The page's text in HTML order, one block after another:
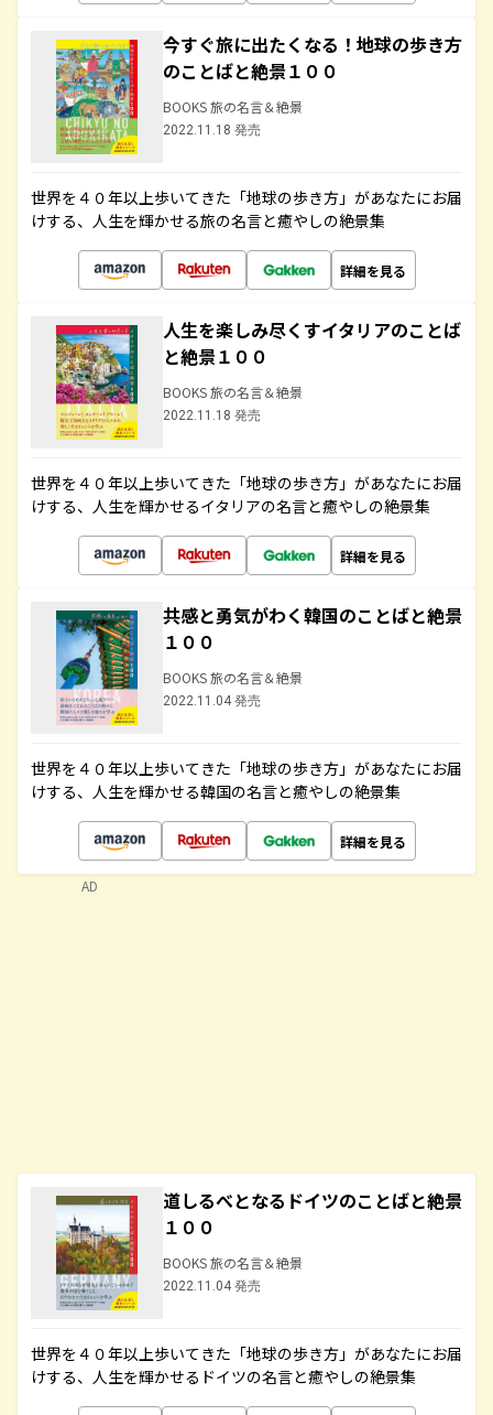
今すぐ旅に出たくなる！地球の歩き方
のことばと絶景１００
BOOKS 旅の名言＆絶景
2022.11.18 発売
世界を４０年以上歩いてきた「地球の歩き方」があなたにお届
けする、人生を輝かせる旅の名言と癒やしの絶景集
詳細を見る
人生を楽しみ尽くすイタリアのことば
と絶景１００
BOOKS 旅の名言＆絶景
2022.11.18 発売
世界を４０年以上歩いてきた「地球の歩き方」があなたにお届
けする、人生を輝かせるイタリアの名言と癒やしの絶景集
詳細を見る
共感と勇気がわく韓国のことばと絶景
１００
BOOKS 旅の名言＆絶景
2022.11.04 発売
世界を４０年以上歩いてきた「地球の歩き方」があなたにお届
けする、人生を輝かせる韓国の名言と癒やしの絶景集
詳細を見る
道しるべとなるドイツのことばと絶景
１００
BOOKS 旅の名言＆絶景
2022.11.04 発売
世界を４０年以上歩いてきた「地球の歩き方」があなたにお届
けする、人生を輝かせるドイツの名言と癒やしの絶景集
AD